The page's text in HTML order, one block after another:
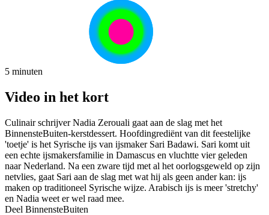
5 minuten
Video in het kort
Culinair schrijver Nadia Zerouali gaat aan de slag met het
BinnensteBuiten-kerstdessert. Hoofdingrediënt van dit feestelijke
'toetje' is het Syrische ijs van ijsmaker Sari Badawi. Sari komt uit
een echte ijsmakersfamilie in Damascus en vluchtte vier geleden
naar Nederland. Na een zware tijd met al het oorlogsgeweld op zijn
netvlies, gaat Sari aan de slag met wat hij als geen ander kan: ijs
maken op traditioneel Syrische wijze. Arabisch ijs is meer 'stretchy'
en Nadia weet er wel raad mee.
Deel BinnensteBuiten